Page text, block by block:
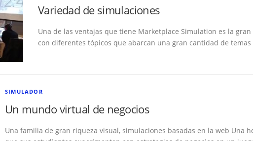
Variedad de simulaciones
Una de las ventajas que tiene Marketplace Simulation es la
con diferentes tópicos que abarcan una gran cantidad de
SIMULADOR
Un mundo virtual de negocios
Una familia de gran riqueza visual, simulaciones basadas en la web Una